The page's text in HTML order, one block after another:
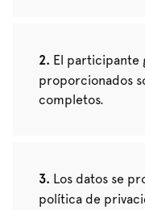
El participante
proporcionados
completos.
Los datos se
política de